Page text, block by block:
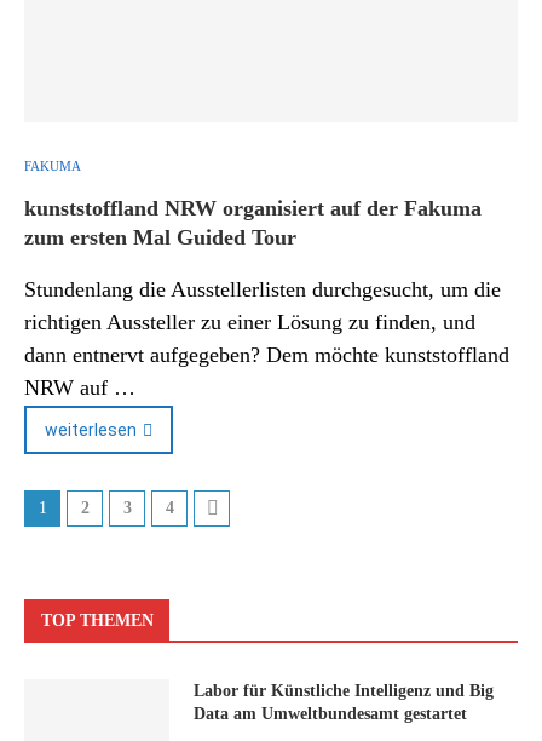
FAKUMA
kunststoffland NRW organisiert auf der Fakuma
zum ersten Mal Guided Tour
Stundenlang die Ausstellerlisten durchgesucht, um die
richtigen Aussteller zu einer Lösung zu finden, und
dann entnervt aufgegeben? Dem möchte kunststoffland
NRW auf …
weiterlesen
1 2 3 4
TOP THEMEN
Labor für Künstliche Intelligenz und Big
Data am Umweltbundesamt gestartet